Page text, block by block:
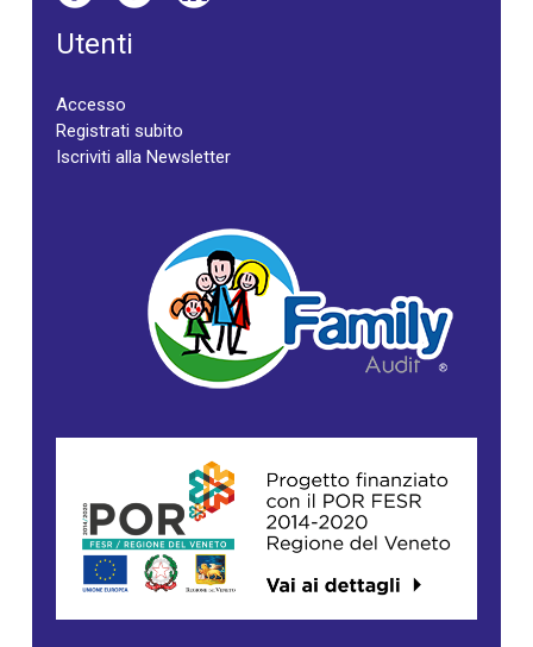
Utenti
Accesso
Registrati subito
Iscriviti alla Newsletter